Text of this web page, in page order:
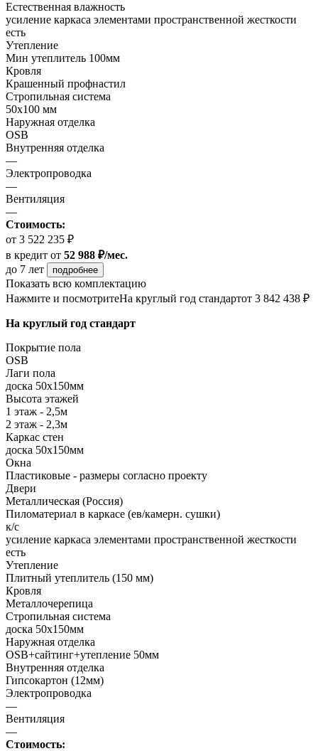
Естественная влажность
усиление каркаса элементами пространственной жесткости
есть
Утепление
Мин утеплитель 100мм
Кровля
Крашенный профнастил
Стропильная система
50х100 мм
Наружная отделка
OSB
Внутренняя отделка
—
Электропроводка
—
Вентиляция
—
Стоимость:
от 3 522 235 ₽
в кредит от 52 988 ₽/мес.
до 7 лет
подробнее
Показать всю комплектацию
Нажмите и посмотритеНа круглый год стандартот 3 842 438 ₽
На круглый год стандарт
Покрытие пола
ОSB
Лаги пола
доска 50х150мм
Высота этажей
1 этаж - 2,5м
2 этаж - 2,3м
Каркас стен
доска 50х150мм
Окна
Пластиковые - размеры согласно проекту
Двери
Металлическая (Россия)
Пиломатериал в каркасе (ев/камерн. сушки)
к/с
усиление каркаса элементами пространственной жесткости
есть
Утепление
Плитный утеплитель (150 мм)
Кровля
Металлочерепица
Стропильная система
доска 50х150мм
Наружная отделка
OSB+сайтинг+утепление 50мм
Внутренняя отделка
Гипсокартон (12мм)
Электропроводка
—
Вентиляция
—
Стоимость: